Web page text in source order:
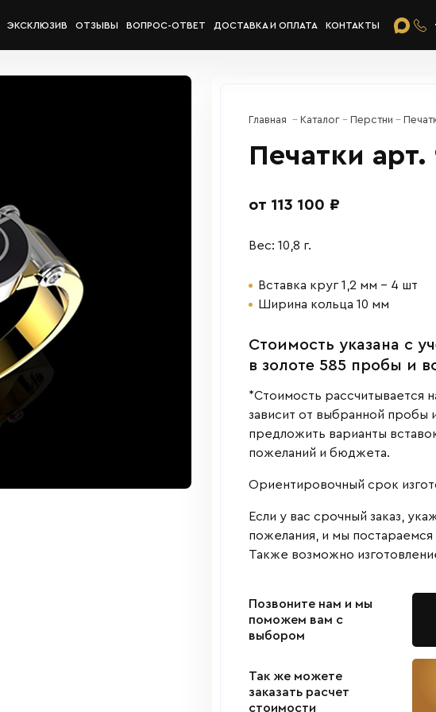
ЭКСКЛЮЗИВ ОТЗЫВЫ ВОПРОС-ОТВЕТ ДОСТАВКА И ОПЛАТА КОНТАКТЫ
Главная Каталог Перстни
Печатки арт.
от 113 100 ₽
Вес: 10,8 г.
Вставка круг 1,2 мм – 4 шт
Ширина кольца 10 мм
Cтоимость указана с
в золоте 585 пробы и
*Стоимость рассчитывается
зависит от выбранной
предложить варианты
пожеланий и бюджета.
Ориентировочный срок
Если у вас срочный заказ,
пожелания, и мы
Также возможно
Позвоните нам и мы
поможем вам с
выбором
Так же можете
заказать расчет
стоимости